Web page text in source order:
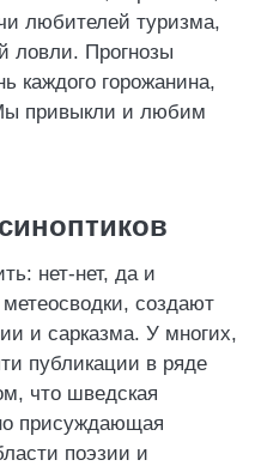
любителей туризма,
ловли. Прогнозы
каждого горожанина,
привыкли и любим
нет-нет, да и
создают
и сарказма. У многих,
публикации в ряде
что шведская
присуждающая
поэзии и